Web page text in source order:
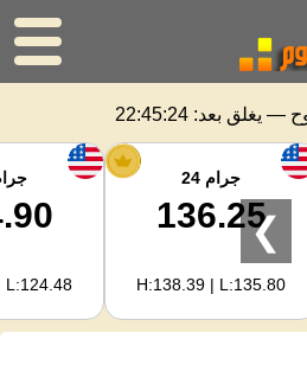
الرئيسية
الذهب
اسعار الفضه
حاسبة الذهب
— يغلق بعد: 22:45:23
جرام 24
136.25
H:138.39 | L:135.80
L:124.48
❯